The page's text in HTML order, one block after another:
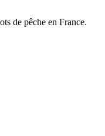
de pêche en France.